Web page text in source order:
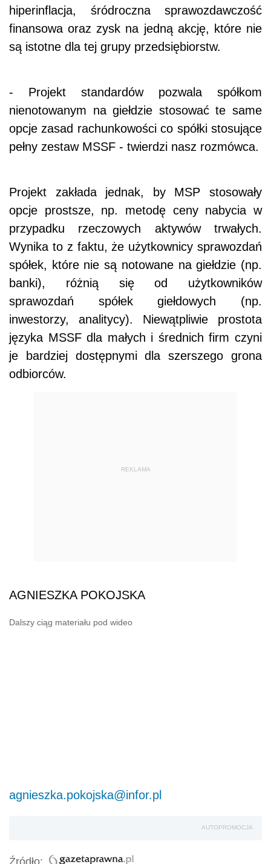
hiperinflacja, śródroczna sprawozdawczość
finansowa oraz zysk na jedną akcję, które nie
są istotne dla tej grupy przedsiębiorstw.
- Projekt standardów pozwala spółkom
nienotowanym na giełdzie stosować te same
opcje zasad rachunkowości co spółki stosujące
pełny zestaw MSSF - twierdzi nasz rozmówca.
Projekt zakłada jednak, by MSP stosowały
opcje prostsze, np. metodę ceny nabycia w
przypadku rzeczowych aktywów trwałych.
Wynika to z faktu, że użytkownicy sprawozdań
spółek, które nie są notowane na giełdzie (np.
banki), różnią się od użytkowników
sprawozdań spółek giełdowych (np.
inwestorzy, analitycy). Niewątpliwie prostota
języka MSSF dla małych i średnich firm czyni
je bardziej dostępnymi dla szerszego grona
odbiorców.
REKLAMA
AGNIESZKA POKOJSKA
Dalszy ciąg materiału pod wideo
agnieszka.pokojska@infor.pl
AUTOPROMOCJA